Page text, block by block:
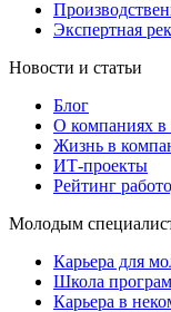
Экспертная
Новости и статьи
Блог
О компаниях в
Жизнь в
ИТ-проекты
Рейтинг
Молодым
Карьера для
Школа
Карьера в